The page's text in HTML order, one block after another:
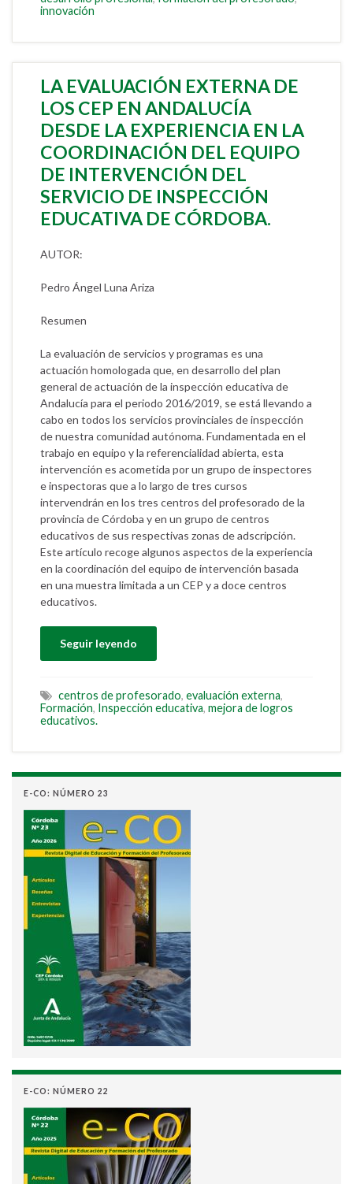
innovación
LA EVALUACIÓN EXTERNA DE
LOS CEP EN ANDALUCÍA
DESDE LA EXPERIENCIA EN LA
COORDINACIÓN DEL EQUIPO
DE INTERVENCIÓN DEL
SERVICIO DE INSPECCIÓN
EDUCATIVA DE CÓRDOBA.
AUTOR:
Pedro Ángel Luna Ariza
Resumen
La evaluación de servicios y programas es una
actuación homologada que, en desarrollo del plan
general de actuación de la inspección educativa de
Andalucía para el periodo 2016/2019, se está llevando a
cabo en todos los servicios provinciales de inspección
de nuestra comunidad autónoma. Fundamentada en el
trabajo en equipo y la referencialidad abierta, esta
intervención es acometida por un grupo de inspectores
e inspectoras que a lo largo de tres cursos
intervendrán en los tres centros del profesorado de la
provincia de Córdoba y en un grupo de centros
educativos de sus respectivas zonas de adscripción.
Este artículo recoge algunos aspectos de la experiencia
en la coordinación del equipo de intervención basada
en una muestra limitada a un CEP y a doce centros
educativos.
Seguir leyendo
centros de profesorado, evaluación externa,
Formación, Inspección educativa, mejora de logros
educativos.
E-CO: NÚMERO 23
E-CO: NÚMERO 22